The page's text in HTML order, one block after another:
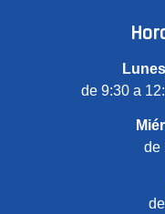
de 9:30 a
de